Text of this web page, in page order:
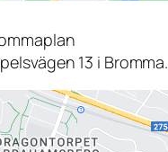
13 i Bromma.